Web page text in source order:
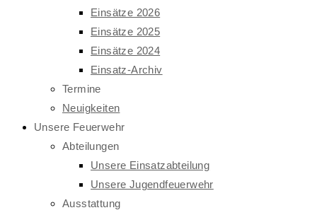
Einsätze 2026
Einsätze 2025
Einsätze 2024
Einsatz-Archiv
Termine
Neuigkeiten
Unsere Feuerwehr
Abteilungen
Unsere Einsatzabteilung
Unsere Jugendfeuerwehr
Ausstattung